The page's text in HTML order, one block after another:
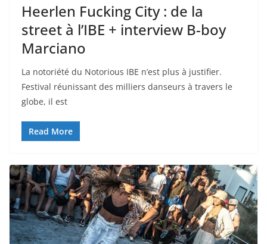
Heerlen Fucking City : de la
street à l’IBE + interview B-boy
Marciano
La notoriété du Notorious IBE n’est plus à justifier.
Festival réunissant des milliers danseurs à travers le
globe, il est
Read More